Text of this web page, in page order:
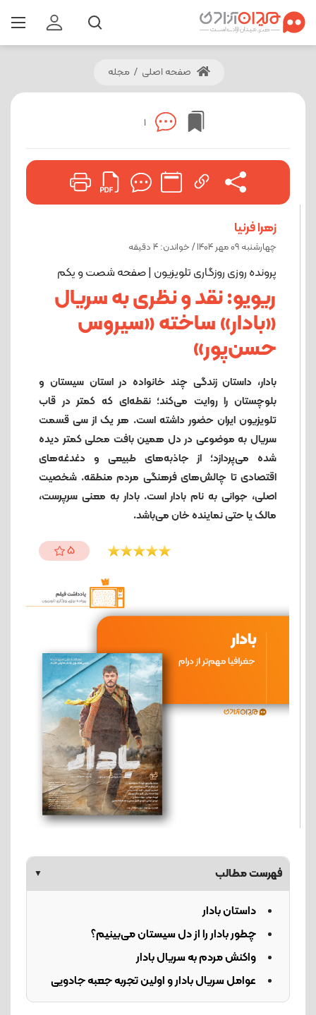
صفحه اصلی / مجله
1
زهرا فرنیا
چهارشنبه 09 مهر 1404 / خواندن: 4 دقیقه
پرونده روزی روزگاری تلویزیون | صفحه شصت و یکم
ریویو: نقد و نظری به سریال
«بادار» ساخته «سیروس
حسن‌پور»
بادار، داستان زندگی چند خانواده در استان سیستان و
بلوچستان را روایت می‌کند؛ نقطه‌ای که کمتر در قاب
تلویزیون ایران حضور داشته است. هر یک از سی قسمت
سریال به موضوعی در دل همین بافت محلی کمتر دیده
شده می‌پردازد؛ از جاذبه‌های طبیعی و دغدغه‌های
اقتصادی تا چالش‌های فرهنگی مردم منطقه. شخصیت
اصلی، جوانی به نام بادار است. بادار به معنی سرپرست،
مالک یا حتی نماینده خان می‌باشد.
5
فهرست مطالب ▼
داستان بادار
چطور بادار را از دل سیستان می‌بینیم؟
واکنش مردم به سریال بادار
عوامل سریال بادار و اولین تجربه جعبه جادویی